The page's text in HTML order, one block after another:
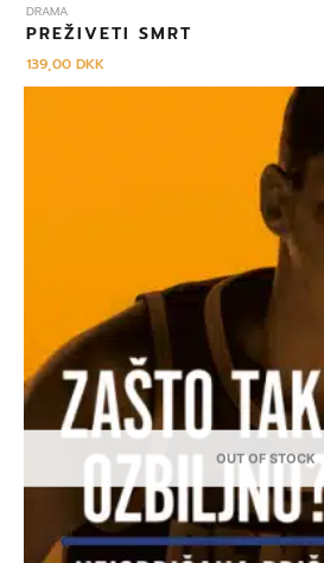
DRAMA
PREŽIVETI SMRT
139,00DKK
OUT OF STOCK